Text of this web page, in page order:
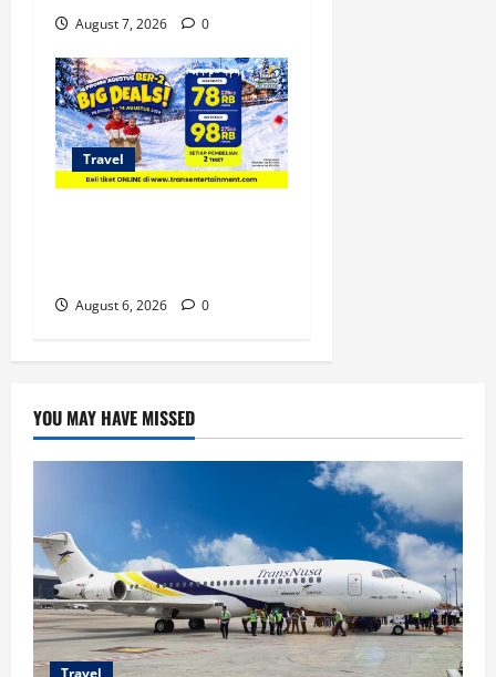
August 7, 2026 0
Travel
August 6, 2026 0
YOU MAY HAVE MISSED
Travel